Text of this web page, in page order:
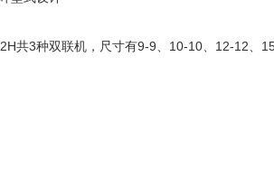
2H共3种双联机，尺寸有9-9 10-10 12-12